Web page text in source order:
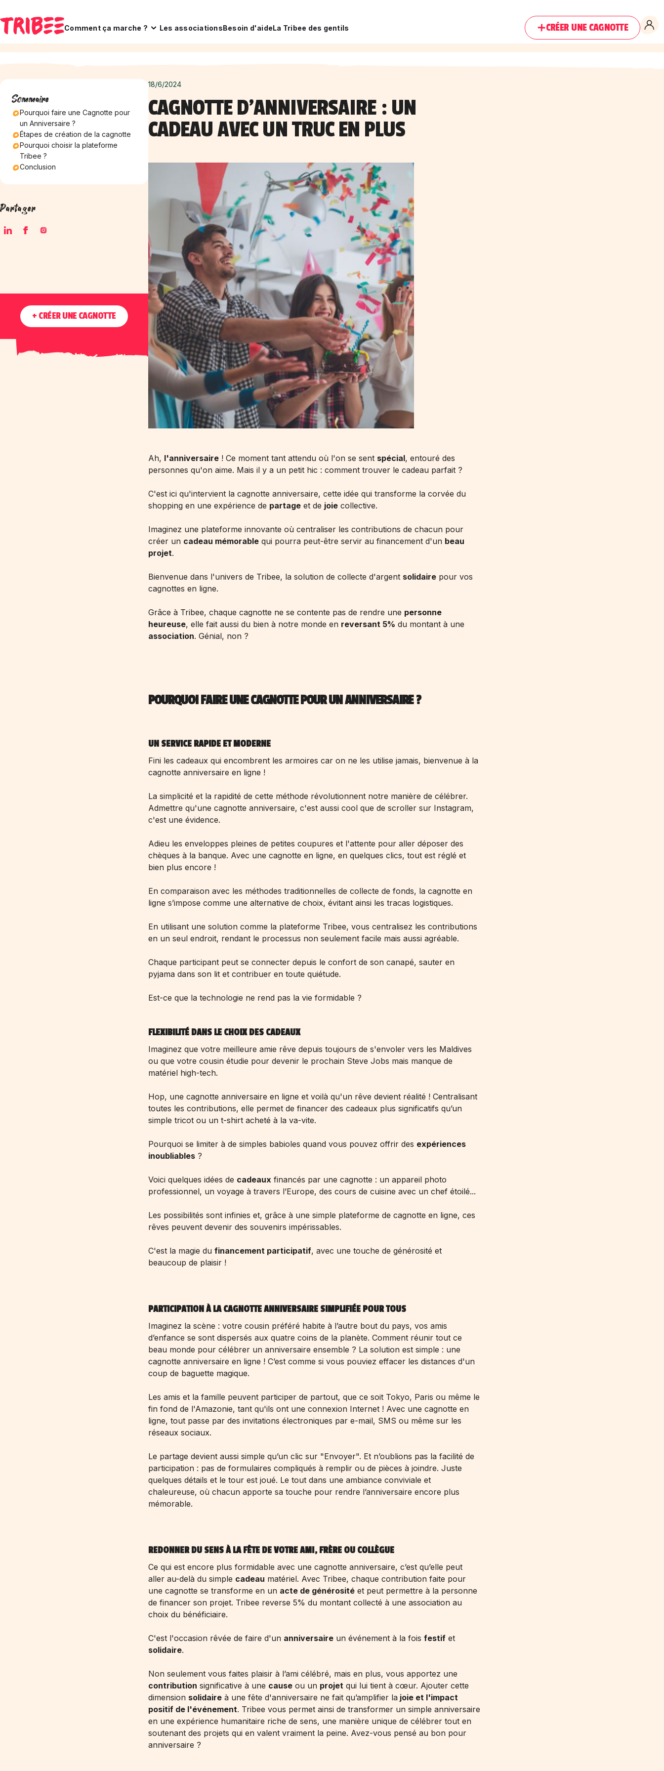
Comment ça marche ? Les associationsBesoin d'aideLa Tribee des gentils CRÉER UNE CAGNOTTE
Sommaire
Pourquoi faire une Cagnotte pour
un Anniversaire ?
Étapes de création de la cagnotte
Pourquoi choisir la plateforme
Tribee ?
Conclusion
Partager
+ CRÉER UNE CAGNOTTE
18/6/2024
CAGNOTTE D’ANNIVERSAIRE : UN
CADEAU AVEC UN TRUC EN PLUS
Ah, l'anniversaire ! Ce moment tant attendu où l'on se sent spécial, entouré des
personnes qu'on aime. Mais il y a un petit hic : comment trouver le cadeau parfait ?
C'est ici qu'intervient la cagnotte anniversaire, cette idée qui transforme la corvée du
shopping en une expérience de partage et de joie collective.
Imaginez une plateforme innovante où centraliser les contributions de chacun pour
créer un cadeau mémorable qui pourra peut-être servir au financement d'un beau
projet.
Bienvenue dans l'univers de Tribee, la solution de collecte d'argent solidaire pour vos
cagnottes en ligne.
Grâce à Tribee, chaque cagnotte ne se contente pas de rendre une personne
heureuse, elle fait aussi du bien à notre monde en reversant 5% du montant à une
association. Génial, non ?
POURQUOI FAIRE UNE CAGNOTTE POUR UN ANNIVERSAIRE ?
UN SERVICE RAPIDE ET MODERNE
Fini les cadeaux qui encombrent les armoires car on ne les utilise jamais, bienvenue à la
cagnotte anniversaire en ligne !
La simplicité et la rapidité de cette méthode révolutionnent notre manière de célébrer.
Admettre qu'une cagnotte anniversaire, c'est aussi cool que de scroller sur Instagram,
c'est une évidence.
Adieu les enveloppes pleines de petites coupures et l'attente pour aller déposer des
chèques à la banque. Avec une cagnotte en ligne, en quelques clics, tout est réglé et
bien plus encore !
En comparaison avec les méthodes traditionnelles de collecte de fonds, la cagnotte en
ligne s’impose comme une alternative de choix, évitant ainsi les tracas logistiques.
En utilisant une solution comme la plateforme Tribee, vous centralisez les contributions
en un seul endroit, rendant le processus non seulement facile mais aussi agréable.
Chaque participant peut se connecter depuis le confort de son canapé, sauter en
pyjama dans son lit et contribuer en toute quiétude.
Est-ce que la technologie ne rend pas la vie formidable ?
FLEXIBILITÉ DANS LE CHOIX DES CADEAUX
Imaginez que votre meilleure amie rêve depuis toujours de s'envoler vers les Maldives
ou que votre cousin étudie pour devenir le prochain Steve Jobs mais manque de
matériel high-tech.
Hop, une cagnotte anniversaire en ligne et voilà qu'un rêve devient réalité ! Centralisant
toutes les contributions, elle permet de financer des cadeaux plus significatifs qu’un
simple tricot ou un t-shirt acheté à la va-vite.
Pourquoi se limiter à de simples babioles quand vous pouvez offrir des expériences
inoubliables ?
Voici quelques idées de cadeaux financés par une cagnotte : un appareil photo
professionnel, un voyage à travers l’Europe, des cours de cuisine avec un chef étoilé...
Les possibilités sont infinies et, grâce à une simple plateforme de cagnotte en ligne, ces
rêves peuvent devenir des souvenirs impérissables.
C'est la magie du financement participatif, avec une touche de générosité et
beaucoup de plaisir !
PARTICIPATION À LA CAGNOTTE ANNIVERSAIRE SIMPLIFIÉE POUR TOUS
Imaginez la scène : votre cousin préféré habite à l’autre bout du pays, vos amis
d’enfance se sont dispersés aux quatre coins de la planète. Comment réunir tout ce
beau monde pour célébrer un anniversaire ensemble ? La solution est simple : une
cagnotte anniversaire en ligne ! C’est comme si vous pouviez effacer les distances d'un
coup de baguette magique.
Les amis et la famille peuvent participer de partout, que ce soit Tokyo, Paris ou même le
fin fond de l'Amazonie, tant qu'ils ont une connexion Internet ! Avec une cagnotte en
ligne, tout passe par des invitations électroniques par e-mail, SMS ou même sur les
réseaux sociaux.
Le partage devient aussi simple qu’un clic sur "Envoyer". Et n’oublions pas la facilité de
participation : pas de formulaires compliqués à remplir ou de pièces à joindre. Juste
quelques détails et le tour est joué. Le tout dans une ambiance conviviale et
chaleureuse, où chacun apporte sa touche pour rendre l’anniversaire encore plus
mémorable.
REDONNER DU SENS À LA FÊTE DE VOTRE AMI, FRÈRE OU COLLÈGUE
Ce qui est encore plus formidable avec une cagnotte anniversaire, c’est qu’elle peut
aller au-delà du simple cadeau matériel. Avec Tribee, chaque contribution faite pour
une cagnotte se transforme en un acte de générosité et peut permettre à la personne
de financer son projet. Tribee reverse 5% du montant collecté à une association au
choix du bénéficiaire.
C'est l'occasion rêvée de faire d'un anniversaire un événement à la fois festif et
solidaire.
Non seulement vous faites plaisir à l’ami célébré, mais en plus, vous apportez une
contribution significative à une cause ou un projet qui lui tient à cœur. Ajouter cette
dimension solidaire à une fête d'anniversaire ne fait qu’amplifier la joie et l'impact
positif de l'événement. Tribee vous permet ainsi de transformer un simple anniversaire
en une expérience humanitaire riche de sens, une manière unique de célébrer tout en
soutenant des projets qui en valent vraiment la peine. Avez-vous pensé au bon pour
anniversaire ?